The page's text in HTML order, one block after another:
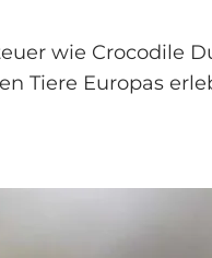
wie Crocodile
Tiere Europas